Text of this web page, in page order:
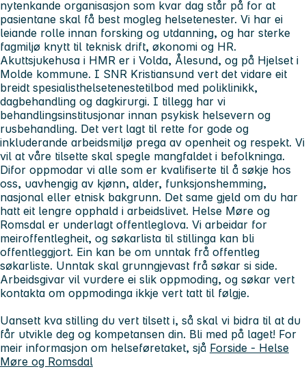
nytenkande organisasjon som kvar dag står på for at
pasientane skal få best mogleg helsetenester. Vi har ei
leiande rolle innan forsking og utdanning, og har sterke
fagmiljø knytt til teknisk drift, økonomi og HR.
Akuttsjukehusa i HMR er i Volda, Ålesund, og på Hjelset i
Molde kommune. I SNR Kristiansund vert det vidare eit
breidt spesialisthelsetenestetilbod med poliklinikk,
dagbehandling og dagkirurgi. I tillegg har vi
behandlingsinstitusjonar innan psykisk helsevern og
rusbehandling. Det vert lagt til rette for gode og
inkluderande arbeidsmiljø prega av openheit og respekt. Vi
vil at våre tilsette skal spegle mangfaldet i befolkninga.
Difor oppmodar vi alle som er kvalifiserte til å søkje hos
oss, uavhengig av kjønn, alder, funksjonshemming,
nasjonal eller etnisk bakgrunn. Det same gjeld om du har
hatt eit lengre opphald i arbeidslivet. Helse Møre og
Romsdal er underlagt offentleglova. Vi arbeidar for
meiroffentlegheit, og søkarlista til stillinga kan bli
offentleggjort. Ein kan be om unntak frå offentleg
søkarliste. Unntak skal grunngjevast frå søkar si side.
Arbeidsgivar vil vurdere ei slik oppmoding, og søkar vert
kontakta om oppmodinga ikkje vert tatt til følgje.
Uansett kva stilling du vert tilsett i, så skal vi bidra til at du
får utvikle deg og kompetansen din. Bli med på laget! For
meir informasjon om helseføretaket, sjå Forside - Helse
Møre og Romsdal